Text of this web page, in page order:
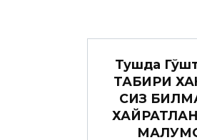
Тушда
ТАБИРИ
СИЗ